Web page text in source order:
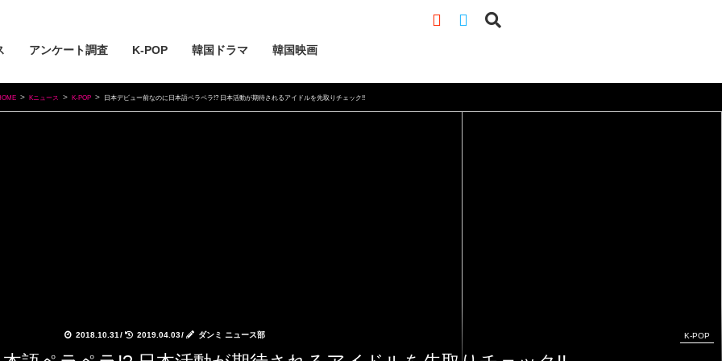
アンケート調査 K-POP 韓国ドラマ 韓国映画
Kニュース K-POP 日本デビュー前なのに日本語ペラペラ!? 日本活動が期待されるアイドルを先取りチェック!!
2018.10.31 / 2019.04.03/ ダンミ ニュース部 K-POP